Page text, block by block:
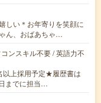
しい＊お年寄りを笑顔に
ん、おばあちゃ…
ンスキル不要 / 英語力不
上採用予定★履歴書は
までに担当…